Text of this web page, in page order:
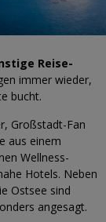
Reise-
immer wieder,
bucht.
Großstadt-Fan
aus einem
Wellness-
Hotels. Neben
Ostsee sind
angesagt.